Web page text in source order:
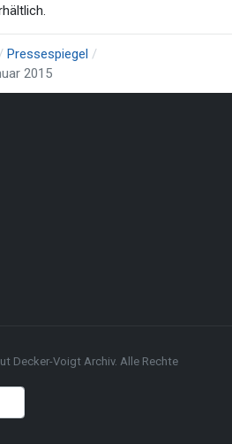
Pressespiegel
2015
Decker-Voigt Archiv. Alle Rechte